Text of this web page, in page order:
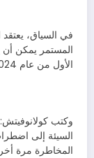
في السياق،
المستمر يمكن أن
الأول من عام 2024 أنه أقوى مما توقعه المستثمرون.
وكتب
السيئة إلى
المخاطرة مرة